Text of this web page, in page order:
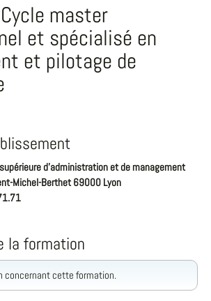
master
et spécialisé en
et pilotage de
d'administration et de management
Michel-Berthet 69000 Lyon
la formation
concernant cette formation.